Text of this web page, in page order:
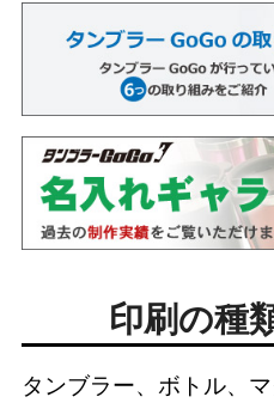
印刷の種
タンブラー、ボトル、